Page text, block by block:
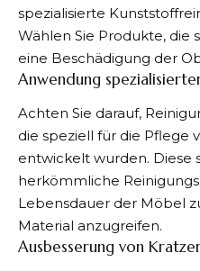
spezialisierte
Wählen Sie Produkte, die
eine Beschädigung der
Anwendung
Achten Sie darauf,
die speziell für die Pflege
entwickelt wurden. Diese
herkömmliche
Lebensdauer der Möbel
Material anzugreifen.
Ausbesserung von